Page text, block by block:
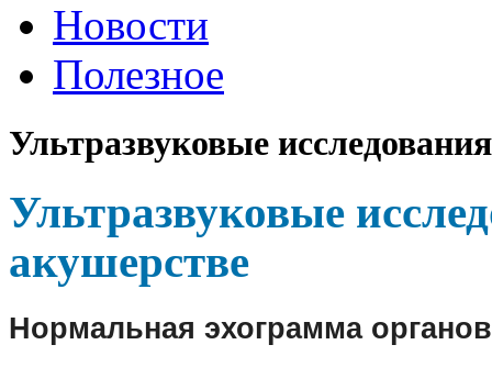
Новости
Полезное
Ультразвуковые
Ультразвуковые
акушерстве
Нормальная эхограмма